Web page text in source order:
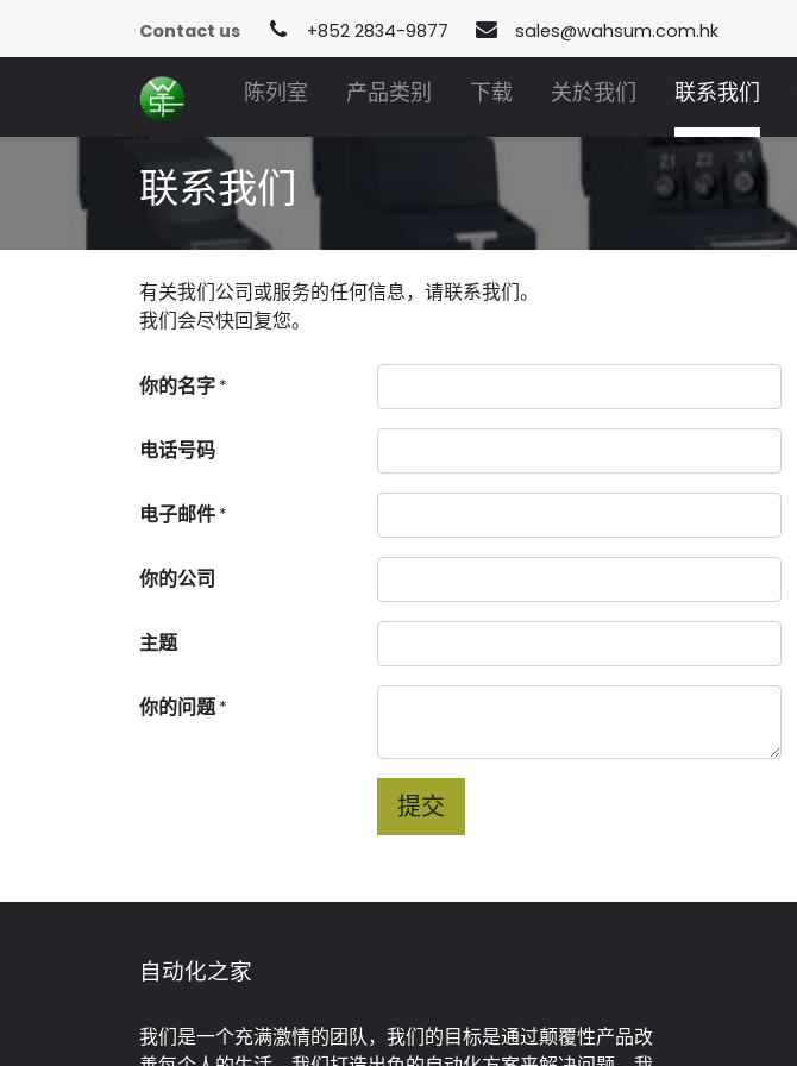
Contact us +852 2834-9877 sales@wahsum.com.hk
陈列室 产品类别 下载 关於我们 联系我们
联系我们
有关我们公司或服务的任何信息，请联系我们。
我们会尽快回复您。
你的名字 *
电话号码
电子邮件 *
你的公司
主题
你的问题 *
提交
自动化之家
我们是一个充满激情的团队，我们的目标是通过颠覆性产品改